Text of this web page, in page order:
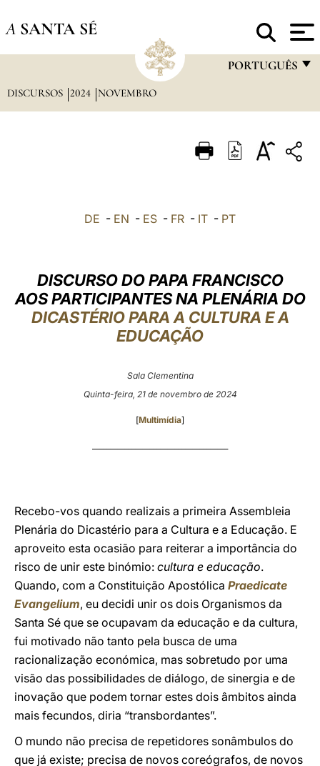
A SANTA SÉ
PORTUGUÊS
ITALIANO
العربيّة
中文
DISCURSOS 2024 NOVEMBRO
DE - EN - ES - FR - IT - PT
DISCURSO DO PAPA FRANCISCO
AOS PARTICIPANTES NA PLENÁRIA DO
DICASTÉRIO PARA A CULTURA E A
EDUCAÇÃO
Sala Clementina
Quinta-feira, 21 de novembro de 2024
[Multimídia]
Recebo-vos quando realizais a primeira Assembleia
Plenária do Dicastério para a Cultura e a Educação. E
aproveito esta ocasião para reiterar a importância do
risco de unir este binómio: cultura e educação.
Quando, com a Constituição Apostólica Praedicate
Evangelium, eu decidi unir os dois Organismos da
Santa Sé que se ocupavam da educação e da cultura,
fui motivado não tanto pela busca de uma
racionalização económica, mas sobretudo por uma
visão das possibilidades de diálogo, de sinergia e de
inovação que podem tornar estes dois âmbitos ainda
mais fecundos, diria “transbordantes”.
O mundo não precisa de repetidores sonâmbulos do
que já existe; precisa de novos coreógrafos, de novos